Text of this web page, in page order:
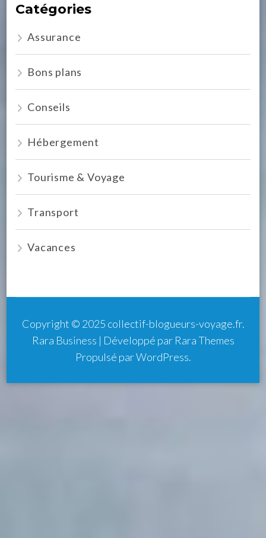
Catégories
Assurance
Bons plans
Conseils
Hébergement
Tourisme & Voyage
Transport
Vacances
Copyright © 2025 collectif-blogueurs-voyage.fr.
Rara Business | Développé par Rara Themes
Propulsé parWordPress.